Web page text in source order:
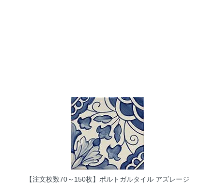
【注文枚数70～150枚】ポルトガルタイル アズレージ